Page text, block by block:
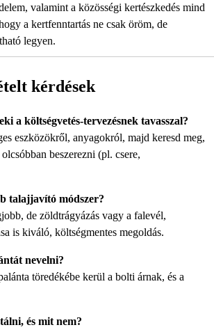
valamint a közösségi kertészkedés mind
a kertfenntartás ne csak öröm, de
legyen.
kérdések
a költségvetés-tervezésnek tavasszal?
eszközökről, anyagokról, majd keresd meg,
beszerezni (pl. csere,
talajjavító módszer?
de zöldtrágyázás vagy a falevél,
is kiváló, költségmentes megoldás.
nevelni?
töredékébe kerül a bolti árnak, és a
és mit nem?